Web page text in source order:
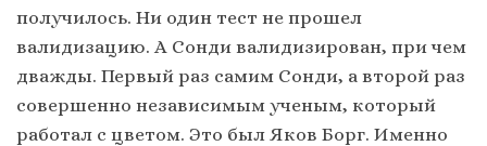
получилось. Ни один тест не прошел
валидизацию. А Сонди валидизирован, при чем
дважды. Первый раз самим Сонди, а второй раз
совершенно независимым ученым, который
работал с цветом. Это был Яков Борг. Именно